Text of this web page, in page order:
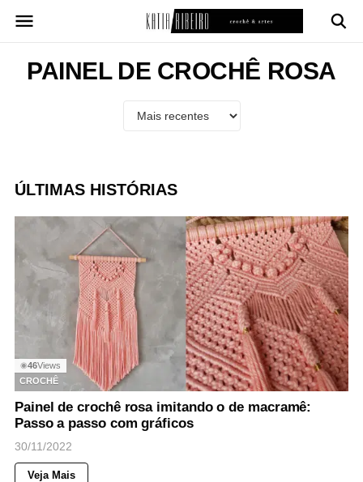
para
conteúdoPAINEL DE CROCHÊ ROSA
ÚLTIMAS HISTÓRIAS
◉46Views
CROCHÊ
Painel de crochê rosa imitando o de macramê:
Passo a passo com gráficos
30/11/2022
Veja Mais